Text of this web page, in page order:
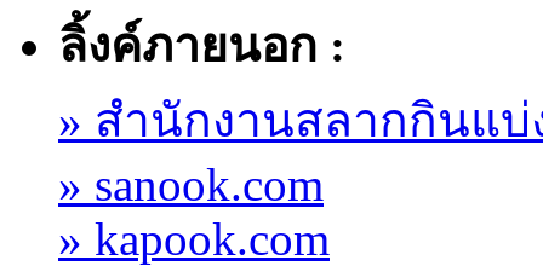
ลิ้งค์ภายนอก :
» สำนักงานสลากกินแบ่
» sanook.com
» kapook.com